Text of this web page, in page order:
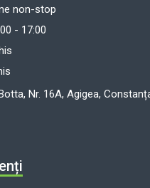
non-stop
- 17:00
Nr. 16A, Agigea,